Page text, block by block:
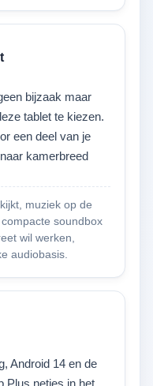
bijzaak maar
tablet te kiezen.
een deel van je
kamerbreed
muziek op de
soundbox
wil werken,
audiobasis.
Android 14 en de